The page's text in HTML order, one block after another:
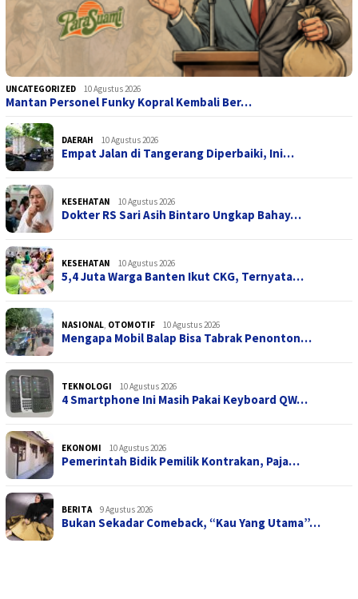
UNCATEGORIZED 10 Agustus 2026
Mantan Personel Funky Kopral Kembali Ber…
DAERAH 10 Agustus 2026
Empat Jalan di Tangerang Diperbaiki, Ini…
KESEHATAN 10 Agustus 2026
Dokter RS Sari Asih Bintaro Ungkap Bahay…
KESEHATAN 10 Agustus 2026
5,4 Juta Warga Banten Ikut CKG, Ternyata…
NASIONAL, OTOMOTIF 10 Agustus 2026
Mengapa Mobil Balap Bisa Tabrak Penonton…
TEKNOLOGI 10 Agustus 2026
4 Smartphone Ini Masih Pakai Keyboard QW…
EKONOMI 10 Agustus 2026
Pemerintah Bidik Pemilik Kontrakan, Paja…
BERITA 9 Agustus 2026
Bukan Sekadar Comeback, “Kau Yang Utama”…